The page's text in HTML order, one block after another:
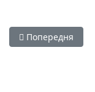
Попередня
Попередня